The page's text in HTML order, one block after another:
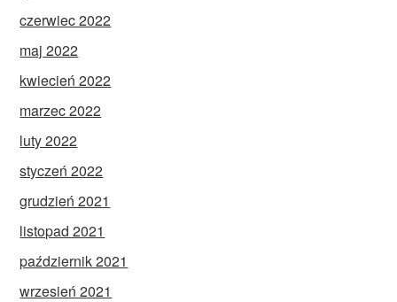
czerwiec 2022
maj 2022
kwiecień 2022
marzec 2022
luty 2022
styczeń 2022
grudzień 2021
listopad 2021
październik 2021
wrzesień 2021